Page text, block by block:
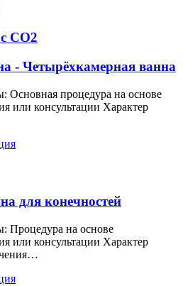
CO2
- Четырёхкамерная ванна
Основная процедура на основе
или консультации Характер
для конечностей
Процедура на основе
или консультации Характер